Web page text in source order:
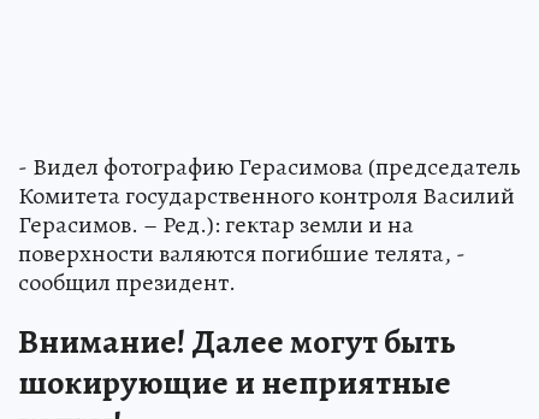
- Видел фотографию Герасимова (председатель
Комитета государственного контроля Василий
Герасимов. – Ред.): гектар земли и на
поверхности валяются погибшие телята, -
сообщил президент.
Внимание! Далее могут быть
шокирующие и неприятные